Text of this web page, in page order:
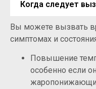
Когда следует
Вы можете вызвать
симптомах и
Повышение
особенно если